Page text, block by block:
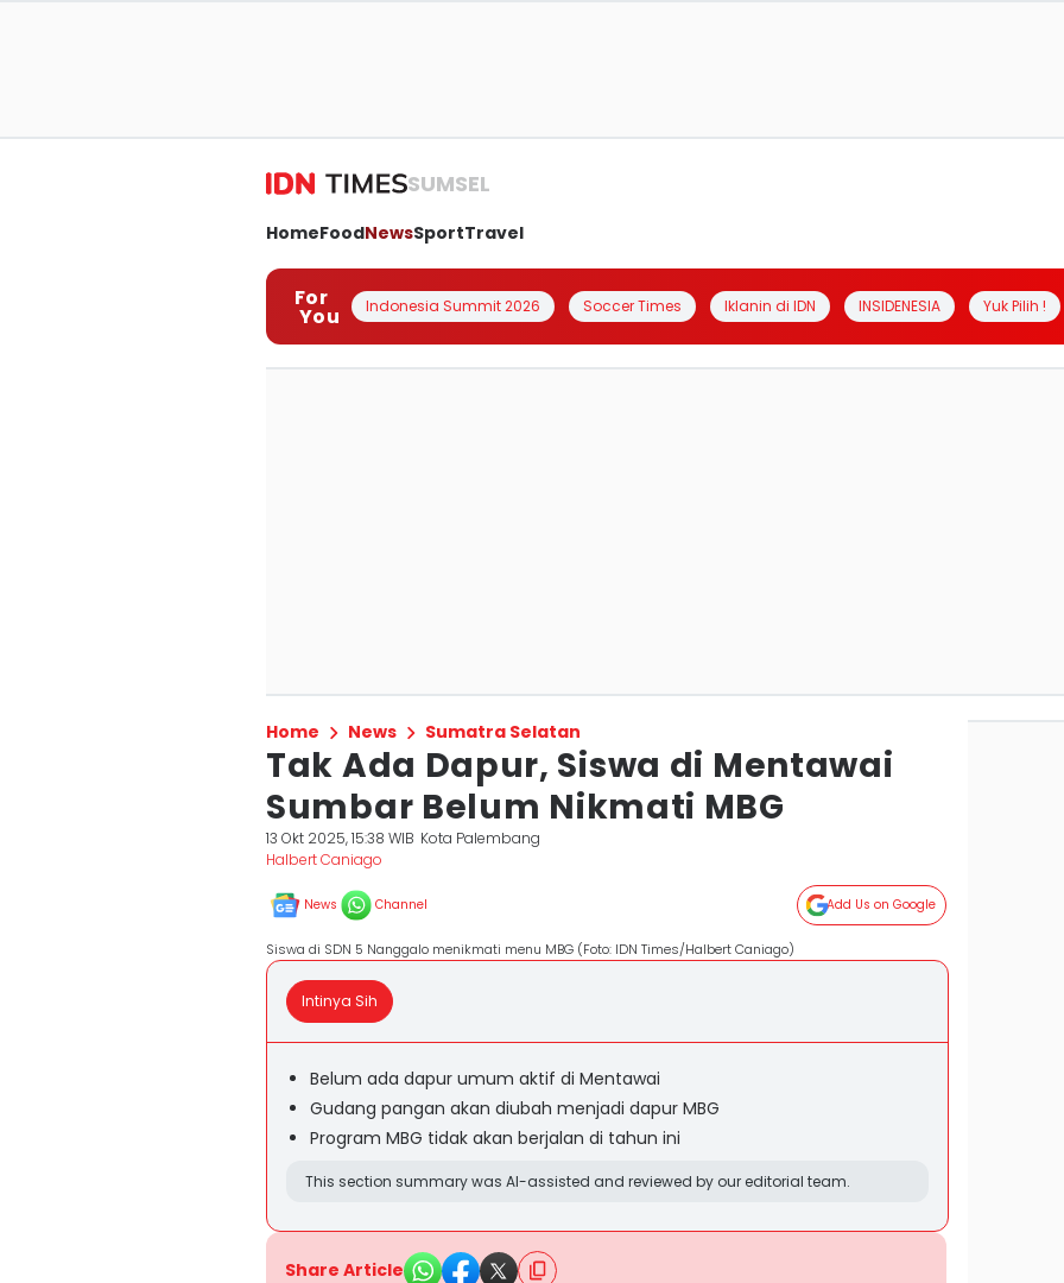
SUMSEL
HomeFoodNewsSportTravel
For
You Indonesia Summit 2026 Soccer Times Iklanin di IDN INSIDENESIA Yuk Pilih !
Home News Sumatra Selatan
Tak Ada Dapur, Siswa di Mentawai
Sumbar Belum Nikmati MBG
13 Okt 2025, 15:38 WIB Kota Palembang
Halbert Caniago
News Channel Add Us on Google
Siswa di SDN 5 Nanggalo menikmati menu MBG (Foto: IDN Times/Halbert Caniago)
Intinya Sih
Belum ada dapur umum aktif di Mentawai
Gudang pangan akan diubah menjadi dapur MBG
Program MBG tidak akan berjalan di tahun ini
This section summary was AI-assisted and reviewed by our editorial team.
Share Article